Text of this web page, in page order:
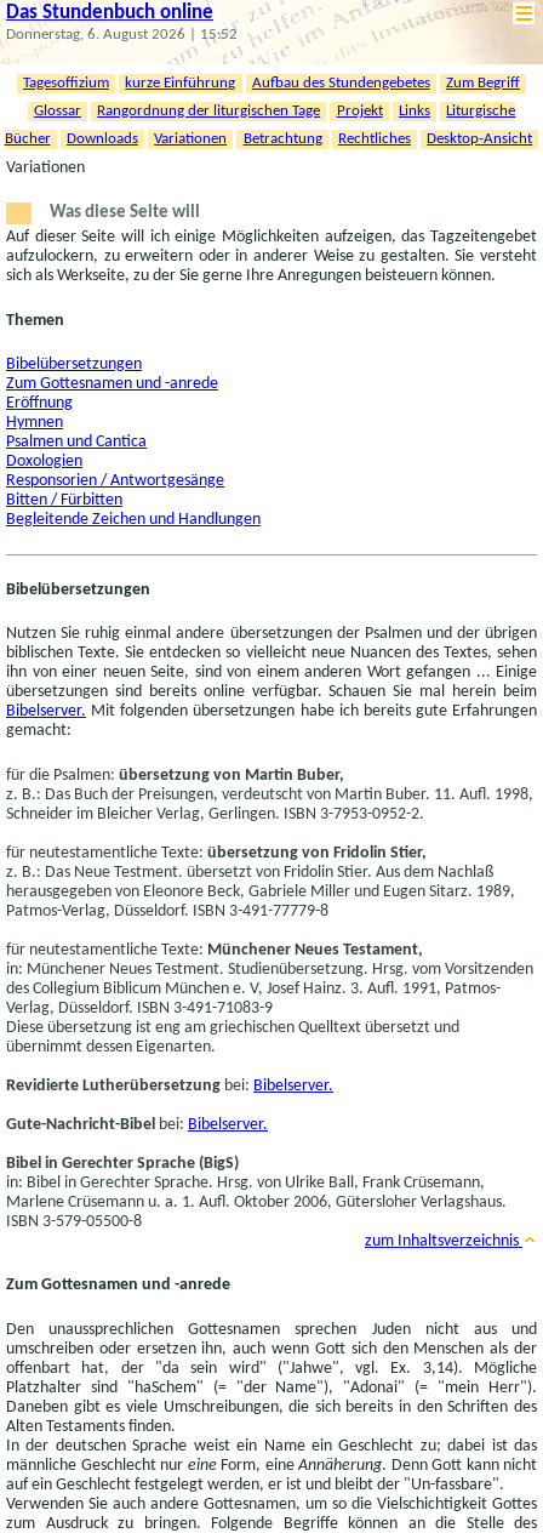
Das Stundenbuch online
Donnerstag, 6. August 2026 | 15:52
Tagesoffizium kurze Einführung Aufbau des Stundengebetes
Zum Begriff
Glossar
Rangordnung der liturgischen Tage Projekt Links
Liturgische
Bücher
Downloads Variationen Betrachtung Rechtliches
Desktop-Ansicht
Variationen
Was diese Seite will
Auf dieser Seite will ich einige Möglichkeiten aufzeigen, das Tagzeitengebet
aufzulockern, zu erweitern oder in anderer Weise zu gestalten. Sie versteht
sich als Werkseite, zu der Sie gerne Ihre Anregungen beisteuern können.
Themen
Bibelübersetzungen
Zum Gottesnamen und -anrede
Eröffnung
Hymnen
Psalmen und Cantica
Doxologien
Responsorien / Antwortgesänge
Bitten / Fürbitten
Begleitende Zeichen und Handlungen
Bibelübersetzungen
Nutzen Sie ruhig einmal andere übersetzungen der Psalmen und der übrigen
biblischen Texte. Sie entdecken so vielleicht neue Nuancen des Textes, sehen
ihn von einer neuen Seite, sind von einem anderen Wort gefangen ... Einige
übersetzungen sind bereits online verfügbar. Schauen Sie mal herein beim
Bibelserver. Mit folgenden übersetzungen habe ich bereits gute Erfahrungen
gemacht:
für die Psalmen: übersetzung von Martin Buber,
z. B.: Das Buch der Preisungen, verdeutscht von Martin Buber. 11. Aufl. 1998,
Schneider im Bleicher Verlag, Gerlingen. ISBN 3-7953-0952-2.
für neutestamentliche Texte: übersetzung von Fridolin Stier,
z. B.: Das Neue Testment. übersetzt von Fridolin Stier. Aus dem Nachlaß
herausgegeben von Eleonore Beck, Gabriele Miller und Eugen Sitarz. 1989,
Patmos-Verlag, Düsseldorf. ISBN 3-491-77779-8
für neutestamentliche Texte: Münchener Neues Testament,
in: Münchener Neues Testment. Studienübersetzung. Hrsg. vom Vorsitzenden
des Collegium Biblicum München e. V, Josef Hainz. 3. Aufl. 1991, Patmos-
Verlag, Düsseldorf. ISBN 3-491-71083-9
Diese übersetzung ist eng am griechischen Quelltext übersetzt und
übernimmt dessen Eigenarten.
Revidierte Lutherübersetzung bei: Bibelserver.
Gute-Nachricht-Bibel bei: Bibelserver.
Bibel in Gerechter Sprache (BigS)
in: Bibel in Gerechter Sprache. Hrsg. von Ulrike Ball, Frank Crüsemann,
Marlene Crüsemann u. a. 1. Aufl. Oktober 2006, Gütersloher Verlagshaus.
ISBN 3-579-05500-8
zum Inhaltsverzeichnis
Zum Gottesnamen und -anrede
Den unaussprechlichen Gottesnamen sprechen Juden nicht aus und
umschreiben oder ersetzen ihn, auch wenn Gott sich den Menschen als der
offenbart hat, der "da sein wird" ("Jahwe", vgl. Ex. 3,14). Mögliche
Platzhalter sind "haSchem" (= "der Name"), "Adonai" (= "mein Herr").
Daneben gibt es viele Umschreibungen, die sich bereits in den Schriften des
Alten Testaments finden.
In der deutschen Sprache weist ein Name ein Geschlecht zu; dabei ist das
männliche Geschlecht nur eineForm, eineAnnäherung. Denn Gott kann nicht
auf ein Geschlecht festgelegt werden, er ist und bleibt der "Un-fassbare".
Verwenden Sie auch andere Gottesnamen, um so die Vielschichtigkeit Gottes
zum Ausdruck zu bringen. Folgende Begriffe können an die Stelle des